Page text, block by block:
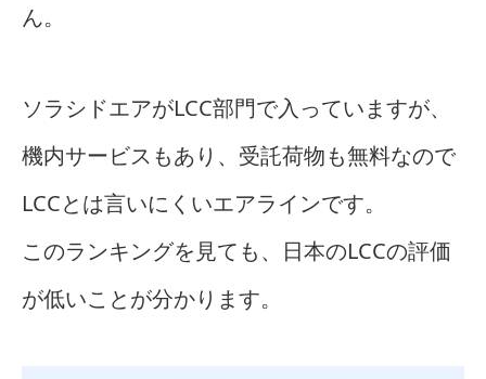
ん。
ソラシドエアがLCC部門で入っていますが、
機内サービスもあり、受託荷物も無料なので
LCCとは言いにくいエアラインです。
このランキングを見ても、日本のLCCの評価
が低いことが分かります。